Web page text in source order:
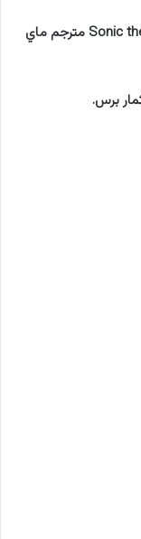
ثم بهذا مشاهدة فيلم Sonic the Hedgehog 3 – 2024 مترجم ماي
برس.